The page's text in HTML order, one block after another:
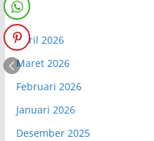
April 2026
Maret 2026
Februari 2026
Januari 2026
Desember 2025